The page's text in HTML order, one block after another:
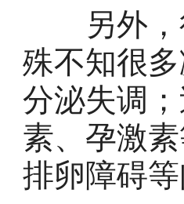
另外，
殊不知很
分泌失调
素、孕激
排卵障碍等